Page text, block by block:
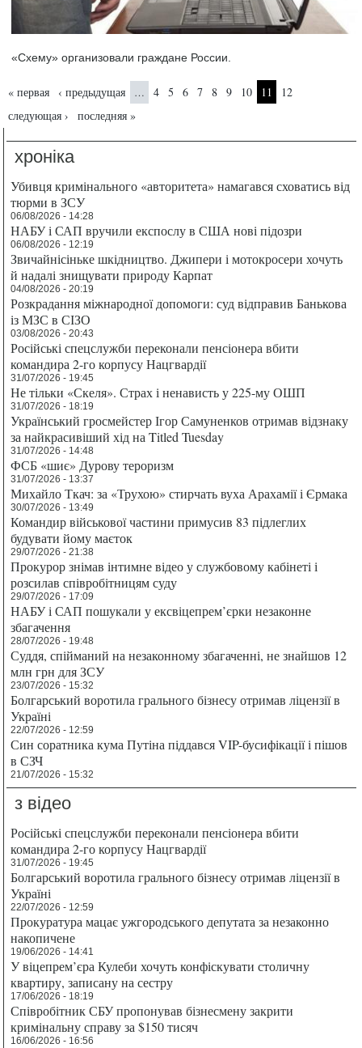
«Схему» организовали граждане России.
Страницы
« первая ‹ предыдущая … 4 5 6 7 8 9 10 11
12
следующая ›
последняя »
хроніка
Убивця кримінального «авторитета» намагався сховатись від
тюрми в ЗСУ
06/08/2026 - 14:28
НАБУ і САП вручили експослу в США нові підозри
06/08/2026 - 12:19
Звичайнісіньке шкідництво. Джипери і мотокросери хочуть
й надалі знищувати природу Карпат
04/08/2026 - 20:19
Розкрадання міжнародної допомоги: суд відправив Банькова
із МЗС в СІЗО
03/08/2026 - 20:43
Російські спецслужби переконали пенсіонера вбити
командира 2-го корпусу Нацгвардії
31/07/2026 - 19:45
Не тільки «Скеля». Страх і ненависть у 225-му ОШП
31/07/2026 - 18:19
Український гросмейстер Ігор Самуненков отримав відзнаку
за найкрасивіший хід на Titled Tuesday
31/07/2026 - 14:48
ФСБ «шиє» Дурову тероризм
31/07/2026 - 13:37
Михайло Ткач: за «Трухою» стирчать вуха Арахамії і Єрмака
30/07/2026 - 13:49
Командир військової частини примусив 83 підлеглих
будувати йому маєток
29/07/2026 - 21:38
Прокурор знімав інтимне відео у службовому кабінеті і
розсилав співробітницям суду
29/07/2026 - 17:09
НАБУ і САП пошукали у ексвіцепрем’єрки незаконне
збагачення
28/07/2026 - 19:48
Суддя, спійманий на незаконному збагаченні, не знайшов 12
млн грн для ЗСУ
23/07/2026 - 15:32
Болгарський воротила грального бізнесу отримав ліцензії в
Україні
22/07/2026 - 12:59
Син соратника кума Путіна піддався VIP-бусифікації і пішов
в СЗЧ
21/07/2026 - 15:32
з відео
Російські спецслужби переконали пенсіонера вбити
командира 2-го корпусу Нацгвардії
31/07/2026 - 19:45
Болгарський воротила грального бізнесу отримав ліцензії в
Україні
22/07/2026 - 12:59
Прокуратура мацає ужгородського депутата за незаконно
накопичене
19/06/2026 - 14:41
У віцепрем’єра Кулеби хочуть конфіскувати столичну
квартиру, записану на сестру
17/06/2026 - 18:19
Співробітник СБУ пропонував бізнесмену закрити
кримінальну справу за $150 тисяч
16/06/2026 - 16:56